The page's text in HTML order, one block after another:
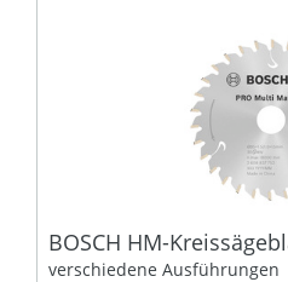
BOSCH HM-
verschiedene Ausführungen